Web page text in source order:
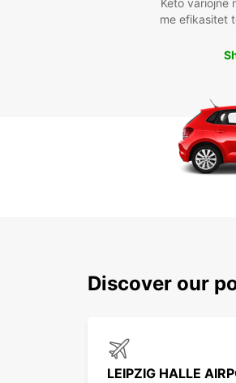
Këto variojnë
me efikasitet
Discover our
LEIPZIG HALLE